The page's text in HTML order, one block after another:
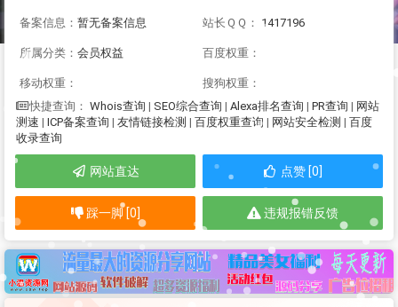
备案信息： 暂无备案信息 站长ＱＱ： 1417196
所属分类： 会员权益 百度权重：
移动权重： 搜狗权重：
快捷查询： Whois查询 | SEO综合查询 | Alexa排名查询 | PR查询 | 网站
测速 | ICP备案查询 | 友情链接检测 | 百度权重查询 | 网站安全检测 | 百度
收录查询
网站直达 点赞 [0]
踩一脚 [0] 违规报错反馈